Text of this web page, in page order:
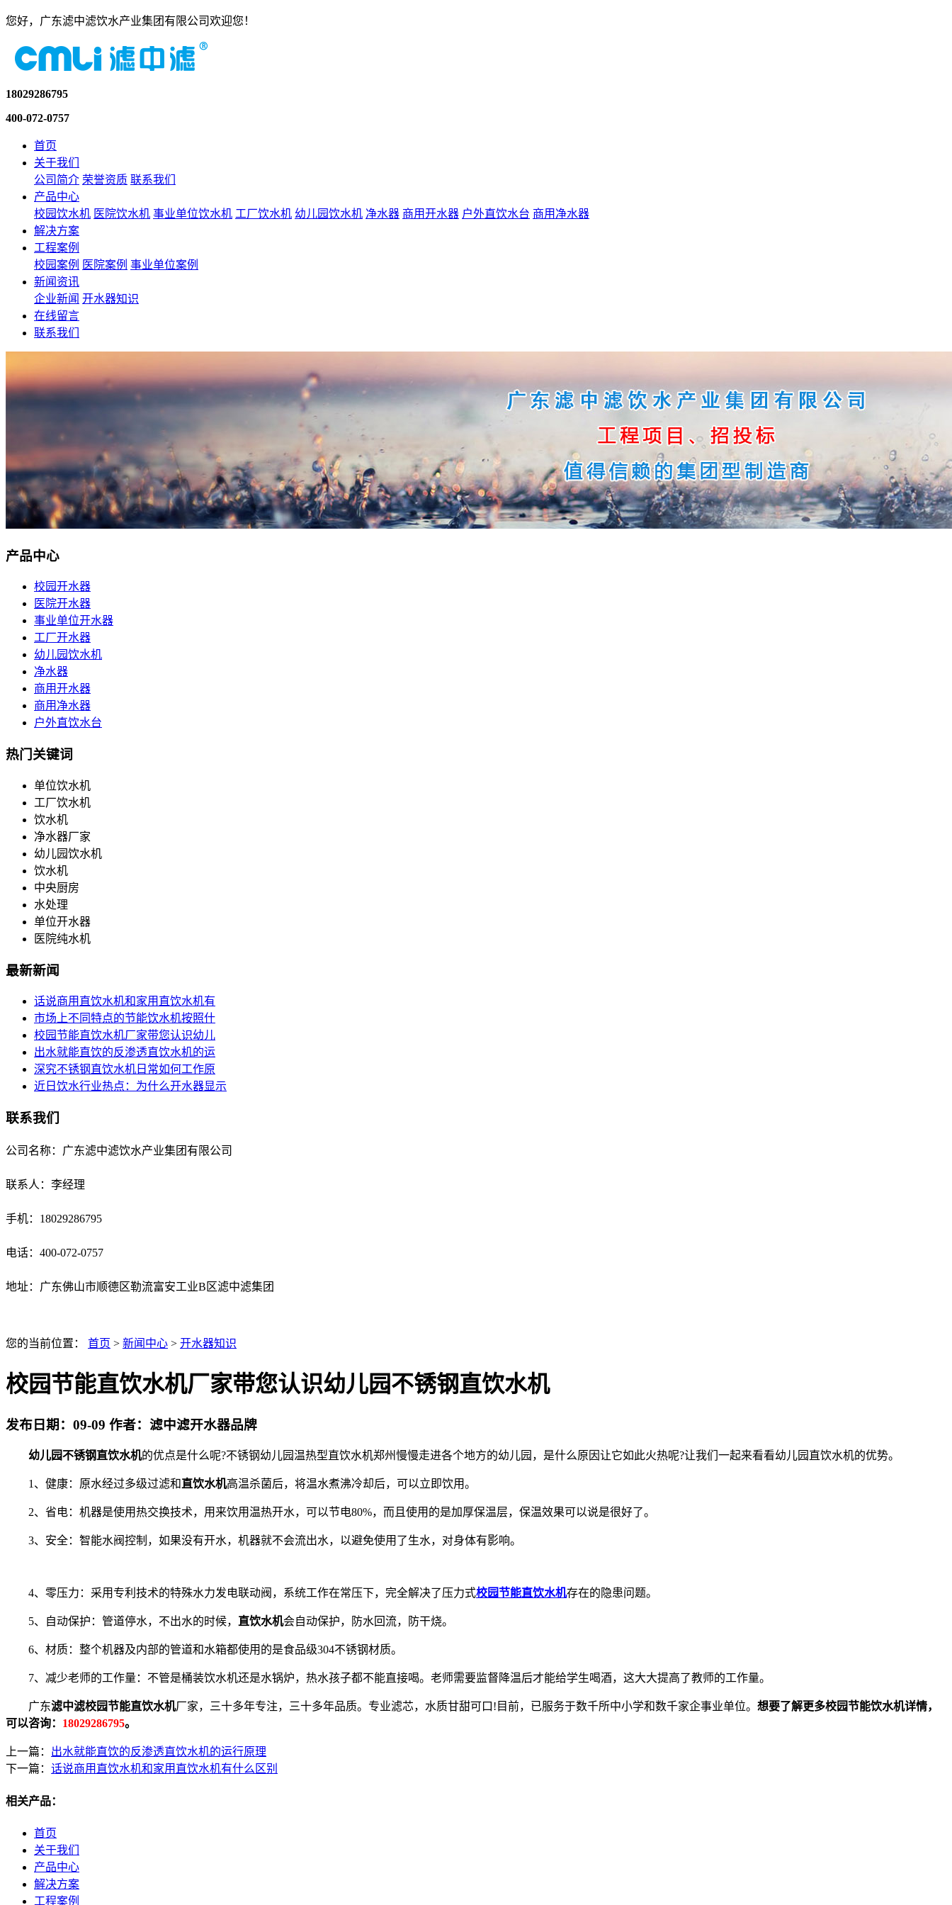
您好，广东滤中滤饮水产业集团有限公司欢迎您！
18029286795
400-072-0757
首页
关于我们
公司简介 荣誉资质 联系我们
产品中心
校园饮水机 医院饮水机 事业单位饮水机 工厂饮水机 幼儿园饮水机 净水器 商用开水器 户外直饮水台 商用净水器
解决方案
工程案例
校园案例
医院案例 事业单位案例
新闻资讯
企业新闻 开水器知识
在线留言
联系我们
产品中心
校园开水器
医院开水器
事业单位开水器
工厂开水器
幼儿园饮水机
净水器
商用开水器
商用净水器
户外直饮水台
热门关键词
单位饮水机
工厂饮水机
饮水机
净水器厂家
幼儿园饮水机
饮水机
中央厨房
水处理
单位开水器
医院纯水机
最新新闻
话说商用直饮水机和家用直饮水机有
市场上不同特点的节能饮水机按照什
校园节能直饮水机厂家带您认识幼儿
出水就能直饮的反渗透直饮水机的运
深究不锈钢直饮水机日常如何工作原
近日饮水行业热点：为什么开水器显示
联系我们
公司名称：广东滤中滤饮水产业集团有限公司
联系人：李经理
手机：18029286795
电话：400-072-0757
地址：广东佛山市顺德区勒流富安工业B区滤中滤集团
您的当前位置： 首页 > 新闻中心 > 开水器知识
校园节能直饮水机厂家带您认识幼儿园不锈钢直饮水机
发布日期： 09-09 作者： 滤中滤开水器品牌
幼儿园不锈钢直饮水机的优点是什么呢?不锈钢幼儿园温热型直饮水机郑州慢慢走进各个地方的幼儿园，是什么原因让它如此火热呢?让我们一起来看看幼儿园直饮水机的优势。
1、健康：原水经过多级过滤和直饮水机高温杀菌后，将温水煮沸冷却后，可以立即饮用。
2、省电：机器是使用热交换技术，用来饮用温热开水，可以节电80%，而且使用的是加厚保温层，保温效果可以说是很好了。
3、安全：智能水阀控制，如果没有开水，机器就不会流出水，以避免使用了生水，对身体有影响。
4、零压力：采用专利技术的特殊水力发电联动阀，系统工作在常压下，完全解决了压力式校园节能直饮水机存在的隐患问题。
5、自动保护：管道停水，不出水的时候， 直饮水机会自动保护，防水回流，防干烧。
6、材质：整个机器及内部的管道和水箱都使用的是食品级304不锈钢材质。
7、减少老师的工作量：不管是桶装饮水机还是水锅炉，热水孩子都不能直接喝。老师需要监督降温后才能给学生喝酒，这大大提高了教师的工作量。
广东滤中滤校园节能直饮水机厂家，三十多年专注，三十多年品质。专业滤芯，水质甘甜可口!目前，已服务于数千所中小学和数千家企事业单位。 想要了解更多校园节能饮水机详情，
可以咨询： 18029286795。
上一篇： 出水就能直饮的反渗透直饮水机的运行原理
下一篇： 话说商用直饮水机和家用直饮水机有什么区别
相关产品：
首页
关于我们
产品中心
解决方案
工程案例